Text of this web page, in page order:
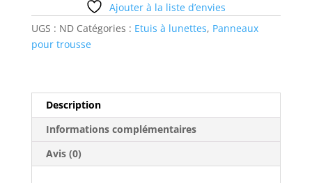
Ajouter à la liste d’envies
UGS : ND Catégories : Etuis à lunettes, Panneaux
pour trousse
Description
Informations complémentaires
Avis (0)